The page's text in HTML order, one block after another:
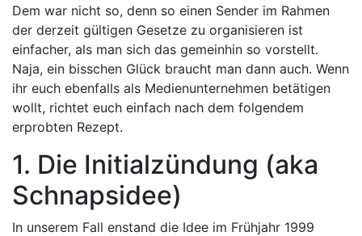
Dem war nicht so, denn so einen Sender im Rahmen
der derzeit gültigen Gesetze zu organisieren ist
einfacher, als man sich das gemeinhin so vorstellt.
Naja, ein bisschen Glück braucht man dann auch. Wenn
ihr euch ebenfalls als Medienunternehmen betätigen
wollt, richtet euch einfach nach dem folgendem
erprobten Rezept.
1. Die Initialzündung (aka
Schnapsidee)
In unserem Fall enstand die Idee im Frühjahr 1999